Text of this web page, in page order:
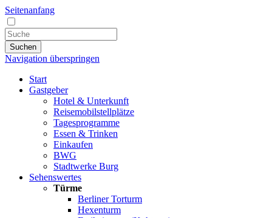
Seitenanfang
Suchen
Navigation überspringen
Start
Gastgeber
Hotel & Unterkunft
Reisemobilstellplätze
Tagesprogramme
Essen & Trinken
Einkaufen
BWG
Stadtwerke Burg
Sehenswertes
Türme
Berliner Torturm
Hexenturm